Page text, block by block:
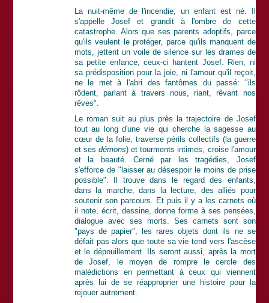
La nuit-même de l'incendie, un enfant est né. Il
s'appelle Josef et grandit à l'ombre de cette
catastrophe. Alors que ses parents adoptifs, parce
qu'ils veulent le protéger, parce qu'ils manquent de
mots, jettent un voile de silence sur les drames de
sa petite enfance, ceux-ci hantent Josef. Rien, ni
sa prédisposition pour la joie, ni l'amour qu'il reçoit,
ne le met à l'abri des fantômes du passé: "ils
rôdent, parlant à travers nous, riant, rêvant nos
rêves".
Le roman suit au plus près la trajectoire de Josef
tout au long d'une vie qui cherche la sagesse au
cœur de la folie, traverse périls collectifs (la guerre
et sesdémons) et tourments intimes, croise l'amour
et la beauté. Cerné par les tragédies, Josef
s'efforce de "laisser au désespoir le moins de prise
possible". Il trouve dans le regard des enfants,
dans la marche, dans la lecture, des alliés pour
soutenir son parcours. Et puis il y a les carnets où
il note, écrit, dessine, donne forme à ses pensées,
dialogue avec ses morts. Ses carnets sont son
"pays de papier", les rares objets dont ils ne se
défait pas alors que toute sa vie tend vers l'ascèse
et le dépouillement. Ils seront aussi, après la mort
de Josef, le moyen de rompre le cercle des
malédictions en permettant à ceux qui viennent
après lui de se réapproprier une histoire pour la
rejouer autrement.